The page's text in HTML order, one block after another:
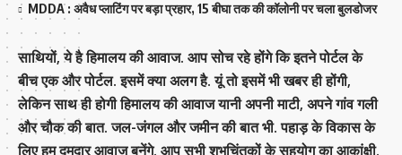
MDDA : अवैध प्लाटिंग पर बड़ा प्रहार, 15 बीघा तक की कॉलोनी पर चला बुलडोजर
साथियों, ये है हिमालय की आवाज. आप सोच रहे होंगे कि इतने पोर्टल के
बीच एक और पोर्टल. इसमें क्या अलग है. यूं तो इसमें भी खबर ही होंगी,
लेकिन साथ ही होगी हिमालय की आवाज यानी अपनी माटी, अपने गांव गली
और चौक की बात. जल-जंगल और जमीन की बात भी. पहाड़ के विकास के
लिए हम दमदार आवाज बनेंगे. आप सभी शुभचिंतकों के सहयोग का आकांक्षी.